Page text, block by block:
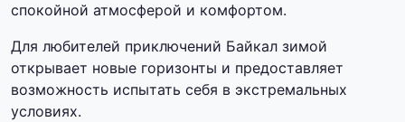
спокойной атмосферой и комфортом.
Для любителей приключений Байкал зимой
открывает новые горизонты и предоставляет
возможность испытать себя в экстремальных
условиях.